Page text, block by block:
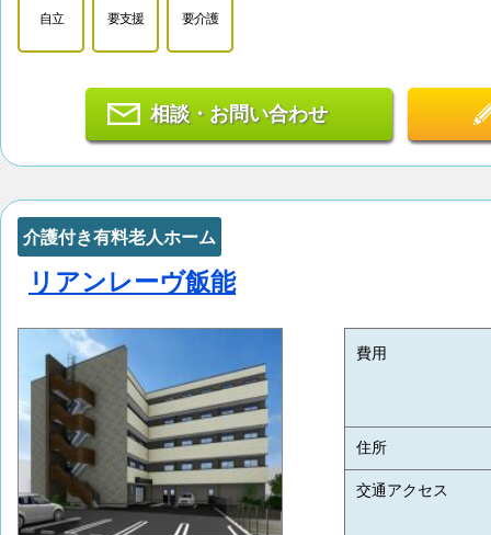
自立 要支援 要介護
相談・お問い合わせ
介護付き有料老人ホーム
リアンレーヴ飯能
費用
住所
交通アクセス